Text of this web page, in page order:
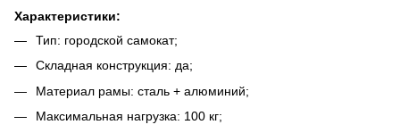
Характеристики:
Тип: городской самокат;
Складная конструкция: да;
Материал рамы: сталь + алюминий;
Максимальная нагрузка: 100 кг;